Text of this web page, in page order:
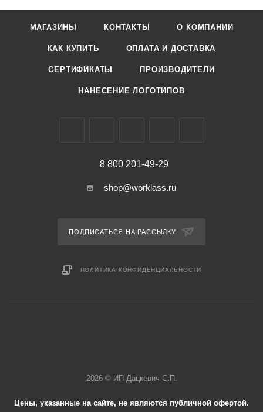
МАГАЗИНЫ КОНТАКТЫ О КОМПАНИИ
КАК КУПИТЬ ОПЛАТА И ДОСТАВКА
СЕРТИФИКАТЫ ПРОИЗВОДИТЕЛИ
НАНЕСЕНИЕ ЛОГОТИПОВ
8 800 201-49-29
shop@worklass.ru
ПОДПИСАТЬСЯ НА РАССЫЛКУ
ПОЛИТИКА КОНФИДЕНЦИАЛЬНОСТИ
2026 © ИП Дацкевич С.П.
Цены, указанные на сайте, не являются публичной офертой.